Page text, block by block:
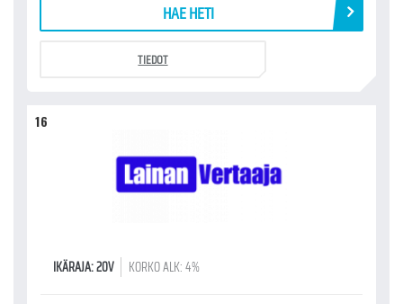
HAE HETI
TIEDOT
16
IKÄRAJA: 20V KORKO ALK: 4%